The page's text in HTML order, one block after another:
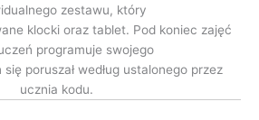
zestawu, który
klocki oraz tablet. Pod koniec zajęć
programuje swojego
poruszał według ustalonego przez
ucznia kodu.